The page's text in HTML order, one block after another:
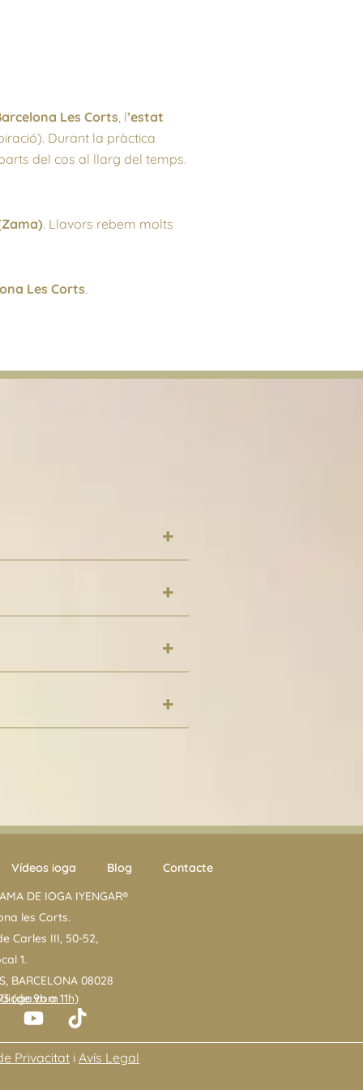
Les Corts, l’estat
Durant la pràctica
del cos al llarg del temps.
. Llavors rebem molts
Les Corts.
Vídeos ioga Blog
Contacte
DE IOGA IYENGAR®
les Corts.
Carles III, 50-52,
1.
BARCELONA 08028
(de 9h a 11h)
Y
o
u
t
T
i
k
t
Privacitat i Avís Legal